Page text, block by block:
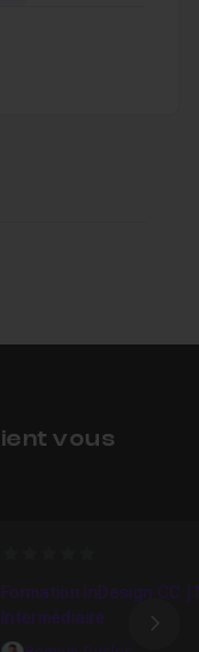
vous
Formation InDesign CC |
Intermédiaire